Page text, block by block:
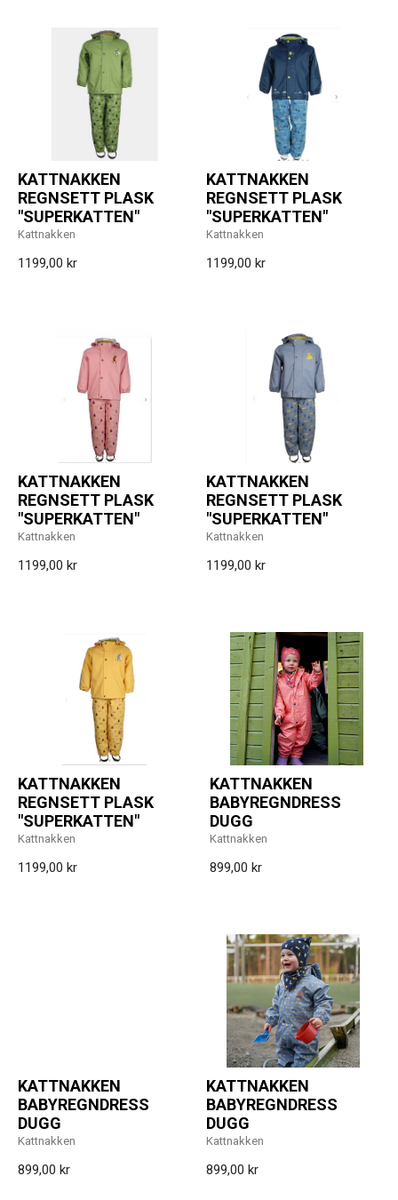
KATTNAKKEN
REGNSETT PLASK
"SUPERKATTEN"
Kattnakken
1199,00 kr
KATTNAKKEN
REGNSETT PLASK
"SUPERKATTEN"
Kattnakken
1199,00 kr
KATTNAKKEN
REGNSETT PLASK
"SUPERKATTEN"
Kattnakken
1199,00 kr
KATTNAKKEN
REGNSETT PLASK
"SUPERKATTEN"
Kattnakken
1199,00 kr
KATTNAKKEN
REGNSETT PLASK
"SUPERKATTEN"
Kattnakken
1199,00 kr
KATTNAKKEN
BABYREGNDRESS
DUGG
Kattnakken
899,00 kr
KATTNAKKEN
BABYREGNDRESS
DUGG
Kattnakken
899,00 kr
KATTNAKKEN
BABYREGNDRESS
DUGG
Kattnakken
899,00 kr